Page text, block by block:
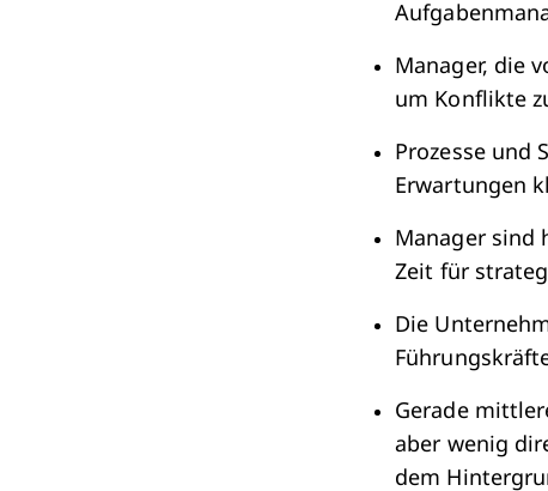
Manager, die
um Konflikte
Prozesse und
Erwartungen
Manager sind
Zeit für
Die
Gerade
aber wenig
dem